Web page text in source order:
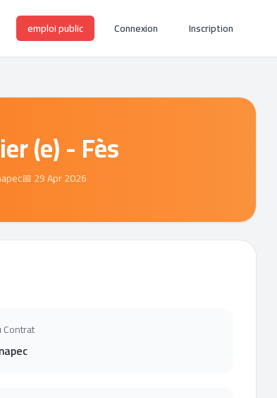
emploi public Connexion Inscription
(e) - Fès
📅 29 Apr 2026
Contrat